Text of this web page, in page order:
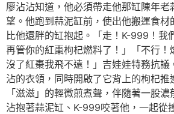
廖沾沾知道，他必須帶走他那缸陳年老
望。他跑到蒜泥缸前，使出他搬運食材
比他還胖的缸抱起。「走！K-999！我
再管你的紅棗枸杞燃料了！」「不行！
沒了紅棗我飛不遠！」吉娃娃特務抗議
沾的衣領，同時開啟了它背上的枸杞推
「滋滋」的輕微煎煮聲，伴隨著一股
沾抱著蒜泥缸、K-999咬著他，一起從